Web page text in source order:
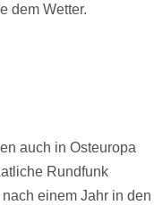
dem Wetter.
auch in Osteuropa
Rundfunk
einem Jahr in den